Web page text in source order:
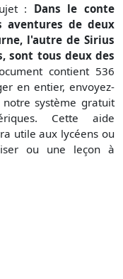
: Dans le conte
aventures de deux
l'autre de Sirius
sont tous deux des
contient 536
en entier, envoyez-
système gratuit
Cette aide
utile aux lycéens ou
ou une leçon à